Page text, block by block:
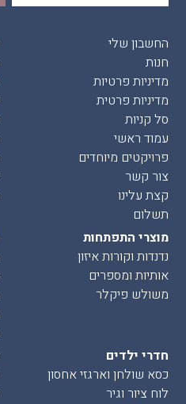
החשבון שלי
חנות
מדיניות פרטיות
מדיניות פרטית
סל קניות
עמוד ראשי
פרויקטים מיוחדים
צור קשר
קצת עלינו
תשלום
מוצרי התפתחות
נדנדות וקורות איזון
אותיות ומספרים
משולש פיקלר
חדרי ילדים
כסא שולחן וארגזי אחסון
לוח ציור וגיר